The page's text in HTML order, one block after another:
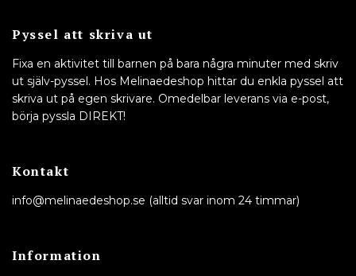
Pyssel att skriva ut
Fixa en aktivitet till barnen på bara några minuter med skriv
ut själv-pyssel. Hos Melinaedeshop hittar du enkla pyssel att
skriva ut på egen skrivare. Omedelbar leverans via e-post,
börja pyssla DIREKT!
Kontakt
info@melinaedeshop.se (alltid svar inom 24 timmar)
Information